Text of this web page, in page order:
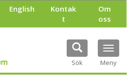
English
Kontak
t
Om
oss
Sök Meny